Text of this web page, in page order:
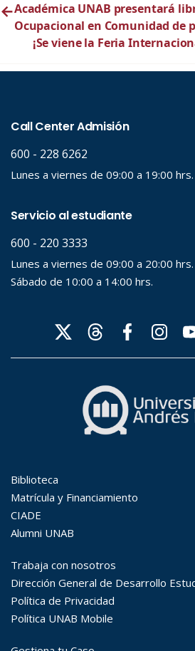
←Académica UNAB presentará
Ocupacional en Comunidad de
¡Se viene la Feria